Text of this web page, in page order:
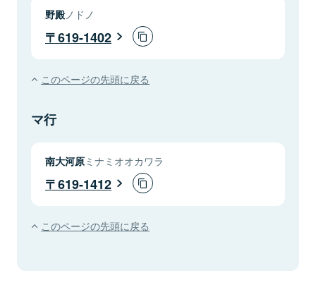
野殿ノドノ
619-1402
このページの先頭に戻る
マ行
南大河原ミナミオオカワラ
619-1412
このページの先頭に戻る